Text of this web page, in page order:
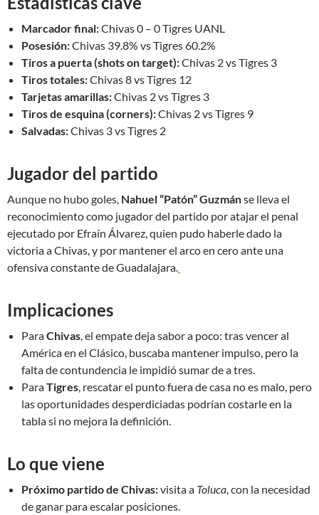
Marcador final:Chivas 0 – 0 Tigres UANL
Posesión:Chivas 39.8% vs Tigres 60.2%
Tiros a puerta (shots on target):Chivas 2 vs Tigres 3
Tiros totales:Chivas 8 vs Tigres 12
Tarjetas amarillas:Chivas 2 vs Tigres 3
Tiros de esquina (corners):Chivas 2 vs Tigres 9
Salvadas:Chivas 3 vs Tigres 2
Jugador del partido
Aunque no hubo goles, Nahuel “Patón” Guzmánse lleva el
reconocimiento como jugador del partido por atajar el penal
ejecutado por Efraín Álvarez, quien pudo haberle dado la
victoria a Chivas, y por mantener el arco en cero ante una
ofensiva constante de Guadalajara.
Implicaciones
ParaChivas , el empate deja sabor a poco: tras vencer al
América en el Clásico, buscaba mantener impulso, pero la
falta de contundencia le impidió sumar de a tres.
ParaTigres , rescatar el punto fuera de casa no es malo, pero
las oportunidades desperdiciadas podrían costarle en la
tabla si no mejora la definición.
Lo que viene
Próximo partido de Chivas:visita a Toluca , con la necesidad
de ganar para escalar posiciones.